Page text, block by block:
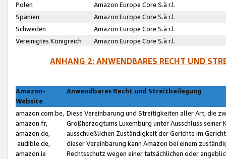
Polen
Amazon Europe Core S.à r.l.
Spanien
Amazon Europe Core S.à r.l.
Schweden
Amazon Europe Core S.à r.l.
Vereinigtes Königreich
Amazon Europe Core S.à r.l.
ANHANG 2: ANWENDBARES RECHT UND
Amazon-
Website
Anwendbares Recht und Streitbeilegung
amazon.com.be,
amazon.fr,
amazon.de,
audible.de,
amazon.ie
Diese Vereinbarung und Streitigkeiten aller Art, die
Großherzogtums Luxemburg unter Ausschluss
ausschließlichen Zuständigkeit der Gerichte im
dieser Vereinbarung kann Amazon bei einem
Rechtsschutz wegen einer tatsächlichen oder